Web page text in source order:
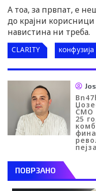
А тоа, за првпат, е
до крајни корисници
навистина ни треба.
CLARITY конфузија
25
ПОВРЗАНО